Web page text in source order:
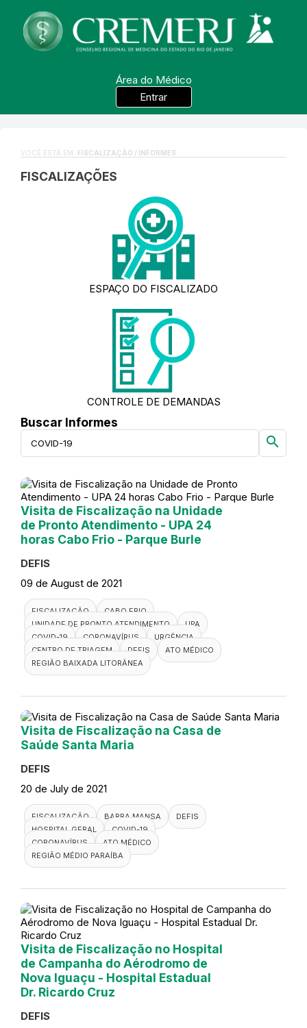
Área do Médico
Entrar
VOCÊ ESTÁ EM: FISCALIZAÇÃO / INFORMES
FISCALIZAÇÕES
ESPAÇO DO FISCALIZADO
CONTROLE DE DEMANDAS
Buscar Informes
search
Visita de Fiscalização na Unidade
de Pronto Atendimento - UPA 24
horas Cabo Frio - Parque Burle
DEFIS
09 de August de 2021
FISCALIZAÇÃO
CABO FRIO
UNIDADE DE PRONTO ATENDIMENTO
UPA
COVID-19
CORONAVÍRUS
URGÊNCIA
CENTRO DE TRIAGEM
DEFIS
ATO MÉDICO
REGIÃO BAIXADA LITORÂNEA
Visita de Fiscalização na Casa de
Saúde Santa Maria
DEFIS
20 de July de 2021
FISCALIZAÇÃO BARRA MANSA
DEFIS
HOSPITAL GERAL
COVID-19
CORONAVÍRUS
ATO MÉDICO
REGIÃO MÉDIO PARAÍBA
Visita de Fiscalização no Hospital
de Campanha do Aérodromo de
Nova Iguaçu - Hospital Estadual
Dr. Ricardo Cruz
DEFIS